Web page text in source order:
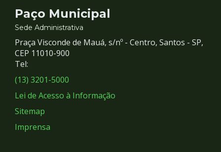
Contato
e
Redes
Sociais
Paço Municipal
Sede Administrativa
Praça Visconde de Mauá, s/nº - Centro, Santos - SP,
CEP 11010-900
Tel:
(13) 3201-5000
Lei de Acesso à Informação
Sitemap
Imprensa